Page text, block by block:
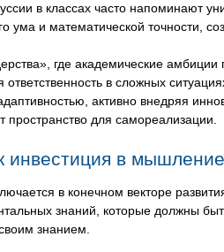
в классах часто напоминают
ума и математической точности,
где академические
в сложных
активно внедряя
пространство для самореализации.
инвестиция в мышление
в конечном векторе
знаний, которые должны
знанием.